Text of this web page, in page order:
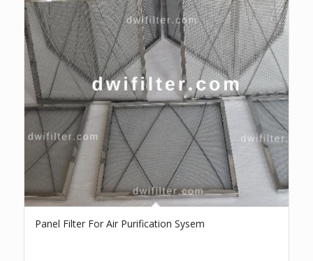
Panel Filter For Air Purification Sysem